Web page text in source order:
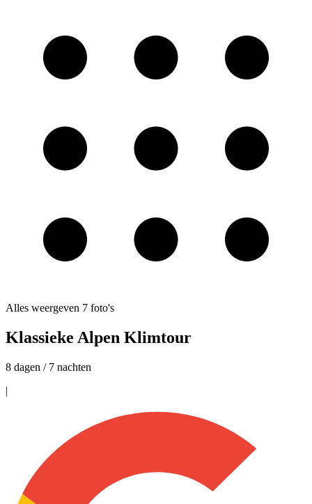
Alles weergeven 7 foto's
Klassieke Alpen Klimtour
8 dagen / 7 nachten
|